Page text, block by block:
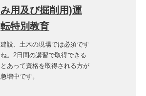
み用及び掘削用)運
転特別教育
建設、土木の現場では必須です
ね。2日間の講習で取得できる
とあって資格を取得される方が
急増中です。